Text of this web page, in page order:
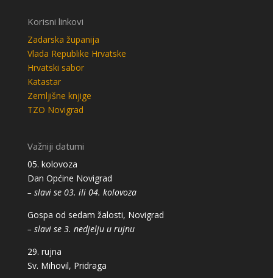
Korisni linkovi
Zadarska županija
Vlada Republike Hrvatske
Hrvatski sabor
Katastar
Zemljišne knjige
TZO Novigrad
Važniji datumi
05. kolovoza
Dan Općine Novigrad
– slavi se 03. ili 04. kolovoza
Gospa od sedam žalosti, Novigrad
– slavi se 3. nedjelju u rujnu
29. rujna
Sv. Mihovil, Pridraga